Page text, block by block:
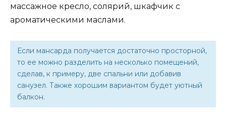
массажное кресло, солярий, шкафчик с
ароматическими маслами.
Если мансарда получается достаточно просторной,
то ее можно разделить на несколько помещений,
сделав, к примеру, две спальни или добавив
санузел. Также хорошим вариантом будет уютный
балкон.